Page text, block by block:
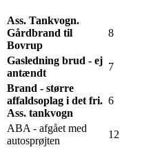
Ass. Tankvogn.
Gårdbrand til
Bovrup
8
Gasledning brud - ej
antændt
7
Brand - større
affaldsoplag i det fri.
Ass. tankvogn
6
ABA - afgået med
autosprøjten
12